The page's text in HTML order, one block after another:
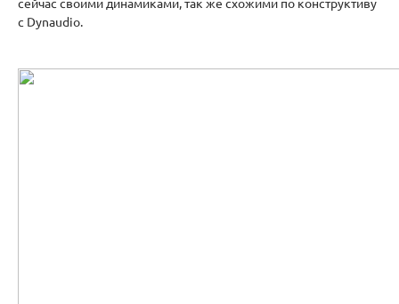
сейчас своими динамиками, так же схожими по конструктиву
с Dynaudio.